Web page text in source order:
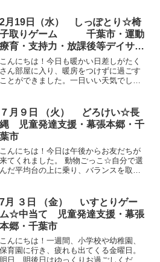
取った後は「むしゃむしゃ、おいしおい
し」と食べました!(^^...
2月19日（水） しっぽとり☆椅
子取りゲーム 千葉市・運動
療育・支持力・放課後等デイサー
ビス・児童発達支援
こんにちは！今日も暖かい日差しがたく
さん部屋に入り、暖房をつけずに過ごす
ことができました。一日いい天気でした
だ絵本ということもあり、最後まで集中
して見ていました。動物ご...
７月９日 （火） どろけい☆長
縄 児童発達支援・幕張本郷・千
葉市
こんにちは！今日は午後からお友だちが
来てくれました。 動物ごっこ☆自分で選
んだ平均台の上に乗り、バランスを取っ
た。 うさぎとかめ☆縄上でカードを返し
ていきました。チームや...
7月 ３日 （金） いすとりゲー
ム☆中当て 児童発達支援・幕張
本郷・千葉市
こんにちは！一週間、小学校や幼稚園、
保育園に行き、疲れも出てくる金曜日。
明日、明後日はゆっくりお過ごしくださ